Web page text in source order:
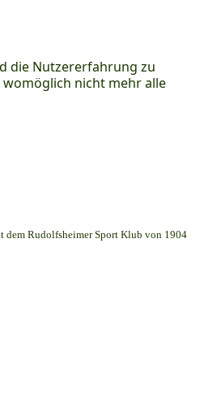
die Nutzererfahrung zu
womöglich nicht mehr alle
dem Rudolfsheimer Sport Klub von 1904